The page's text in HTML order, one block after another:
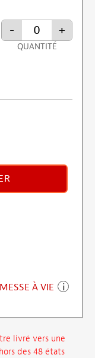
- +
QUANTITÉ
À VIE
livré vers une
des 48 états